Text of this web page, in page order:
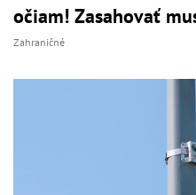
očiam! Zasahovať
Zahraničné